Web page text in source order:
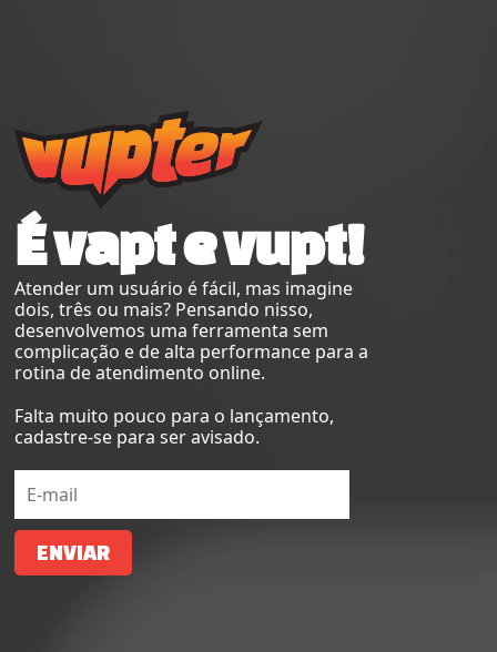
É vapt e vupt!
Atender um usuário é fácil, mas imagine
dois, três ou mais? Pensando nisso,
desenvolvemos uma ferramenta sem
complicação e de alta performance para a
rotina de atendimento online.
Falta muito pouco para o lançamento,
cadastre-se para ser avisado.
ENVIAR